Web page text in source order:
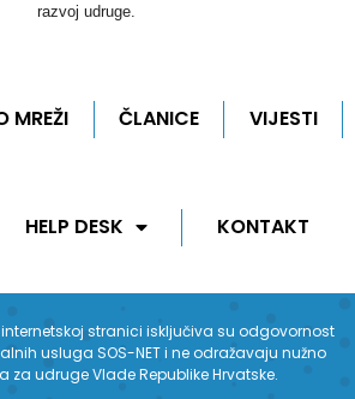
razvoj udruge.
MREŽI ČLANICE VIJESTI
HELP DESK KONTAKT
stranici isključiva su odgovornost
usluga SOS-NET i ne odražavaju nužno
za udruge Vlade Republike Hrvatske.